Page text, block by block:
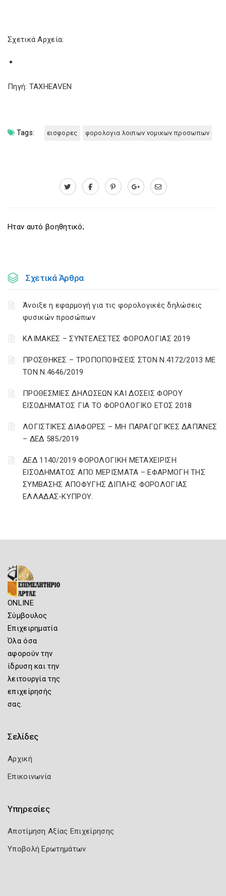
Σχετικά Αρχεία:
Πηγή: TAXHEAVEN
Tags: εισφορες φορολογια λοιπων νομικων προσωπων
Ηταν αυτό βοηθητικό;
Σχετικά Άρθρα
Άνοιξε η εφαρμογή για τις φορολογικές δηλώσεις
φυσικών προσώπων
ΚΛΙΜΑΚΕΣ – ΣΥΝΤΕΛΕΣΤΕΣ ΦΟΡΟΛΟΓΙΑΣ 2019
ΠΡΟΣΘΗΚΕΣ – ΤΡΟΠΟΠΟΙΗΣΕΙΣ ΣΤΟΝ Ν.4172/2013 ΜΕ
ΤΟΝ Ν.4646/2019
ΠΡΟΘΕΣΜΙΕΣ ΔΗΛΩΣΕΩΝ ΚΑΙ ΔΟΣΕΙΣ ΦΟΡΟΥ
ΕΙΣΟΔΗΜΑΤΟΣ ΓΙΑ ΤΟ ΦΟΡΟΛΟΓΙΚΟ ΕΤΟΣ 2018
ΛΟΓΙΣΤΙΚΈΣ ΔΙΑΦΟΡΈΣ – ΜΗ ΠΑΡΑΓΩΓΙΚΈΣ ΔΑΠΆΝΕΣ
– ΔΕΔ 585/2019
ΔΕΔ 1140/2019 ΦΟΡΟΛΟΓΙΚΗ ΜΕΤΑΧΕΙΡΙΣΗ
ΕΙΣΟΔΗΜΑΤΟΣ ΑΠΟ ΜΕΡΙΣΜΑΤΑ – ΕΦΑΡΜΟΓΗ ΤΗΣ
ΣΥΜΒΑΣΗΣ ΑΠΟΦΥΓΗΣ ΔΙΠΛΗΣ ΦΟΡΟΛΟΓΙΑΣ
ΕΛΛΑΔΑΣ-ΚΥΠΡΟΥ.
ONLINE
Σύμβουλος
Επιχειρηματία
Όλα όσα
αφορούν την
ίδρυση και την
λειτουργία της
επιχείρησής
σας.
Σελίδες
Αρχική
Επικοινωνία
Υπηρεσίες
Αποτίμηση Αξίας Επιχείρησης
Υποβολή Ερωτημάτων